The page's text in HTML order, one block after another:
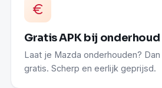
Gratis APK bij onderhoud
Laat je Mazda onderhouden?
gratis. Scherp en eerlijk geprijsd.